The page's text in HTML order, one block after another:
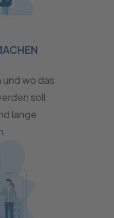
wo das
soll.
lange